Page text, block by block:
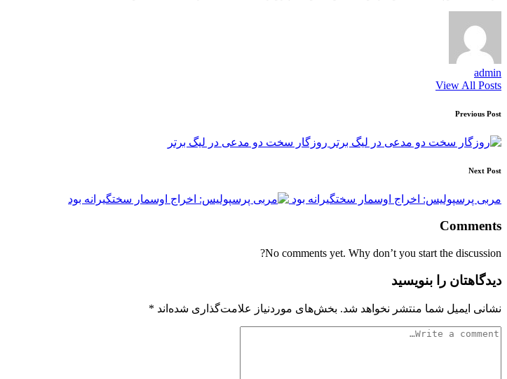
admin
View All Posts
Post
navigation
Previous Post
روزگار سخت دو‌ مدعی در لیگ برتر
Next Post
مربی پرسپولیس: اخراج اوسمار سختگیرانه بود
Comments
No comments yet. Why don’t you start the discussion?
دیدگاهتان را بنویسید
نشانی ایمیل شما منتشر نخواهد شد. بخش‌های موردنیاز علامت‌گذاری شده‌اند *